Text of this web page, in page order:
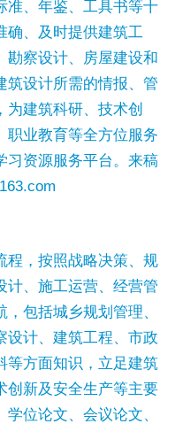
准、年鉴、工具书等十
确、及时提供建筑工
勘察设计、房屋建设和
筑设计所需的情报、管
为建筑科研、技术创
职业教育等全方位服务
习资源服务平台。来稿
程，按照战略决策、规
计、施工运营、经营管
包括城乡规划管理、
设计、建筑工程、市政
等方面知识，立足建筑
创新及安全生产等主要
位论文、会议论文、